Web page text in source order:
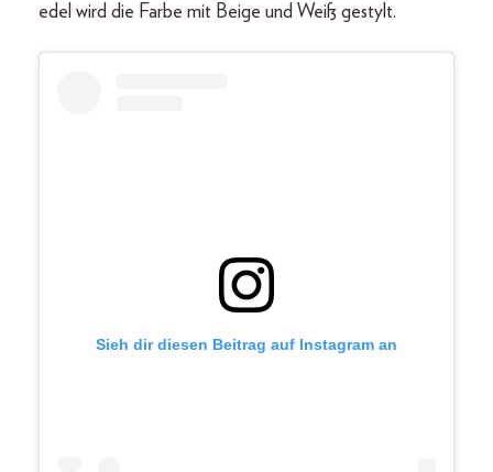
edel wird die Farbe mit Beige und Weiß gestylt.
Sieh dir diesen Beitrag auf Instagram an